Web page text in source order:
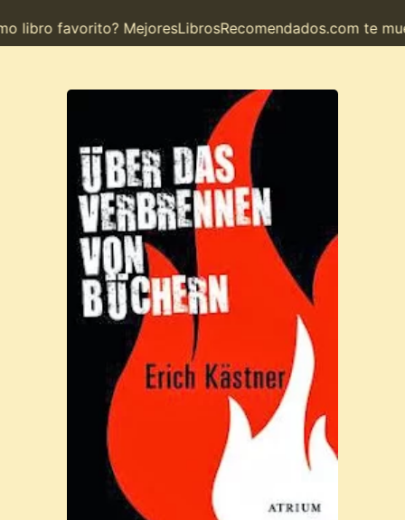
favorito? MejoresLibrosRecomendados.com te